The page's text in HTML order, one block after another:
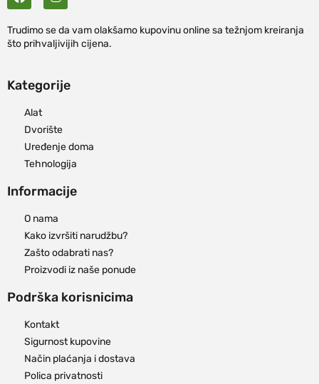
Trudimo se da vam olakšamo kupovinu online sa težnjom kreiranja
što prihvaljivijih cijena.
Kategorije
Alat
Dvorište
Uređenje doma
Tehnologija
Informacije
O nama
Kako izvršiti narudžbu?
Zašto odabrati nas?
Proizvodi iz naše ponude
Podrška korisnicima
Kontakt
Sigurnost kupovine
Način plaćanja i dostava
Polica privatnosti